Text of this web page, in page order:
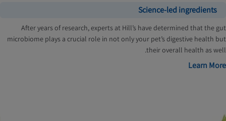
Science-led ingredients
After years of research, experts at Hill’s have determined that the gut
microbiome plays a crucial role in not only your pet’s digestive health but
their overall health as well.
Learn More